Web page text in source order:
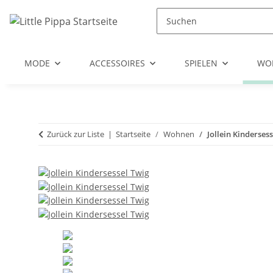
MODE ACCESSOIRES SPIELEN
Zurück zur Liste Startseite Wohnen Jollein